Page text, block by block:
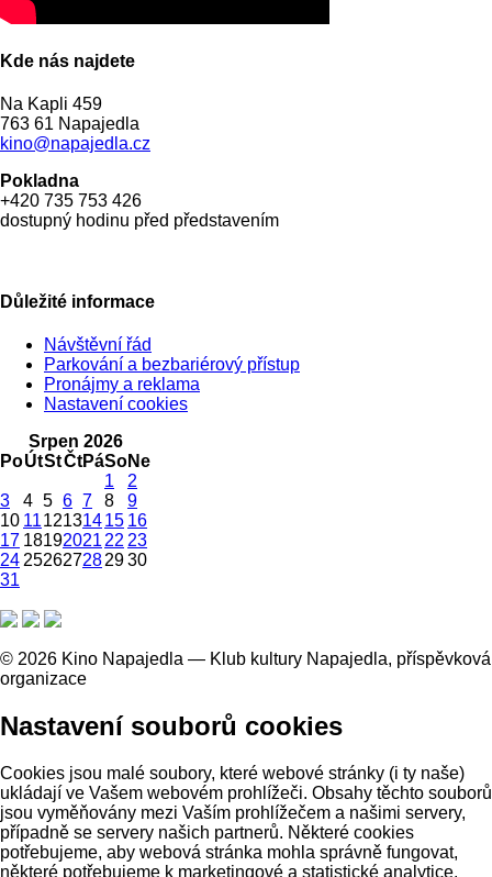
Kde nás najdete
Na Kapli 459
763 61 Napajedla
kino@napajedla.cz
Pokladna
+420 735 753 426
dostupný hodinu před představením
Důležité informace
Návštěvní řád
Parkování a bezbariérový přístup
Pronájmy a reklama
Nastavení cookies
Srpen 2026
PoÚtStČt PáSoNe
1
2
3
4 5 6 7 8
9
10 1112131415 16
17 18192021 22 23
24 252627282930
31
© 2026 Kino Napajedla — Klub kultury Napajedla, příspěvková
organizace
Nastavení souborů cookies
Cookies jsou malé soubory, které webové stránky (i ty naše)
ukládají ve Vašem webovém prohlížeči. Obsahy těchto souborů
jsou vyměňovány mezi Vaším prohlížečem a našimi servery,
případně se servery našich partnerů. Některé cookies
potřebujeme, aby webová stránka mohla správně fungovat,
některé potřebujeme k marketingové a statistické analytice.